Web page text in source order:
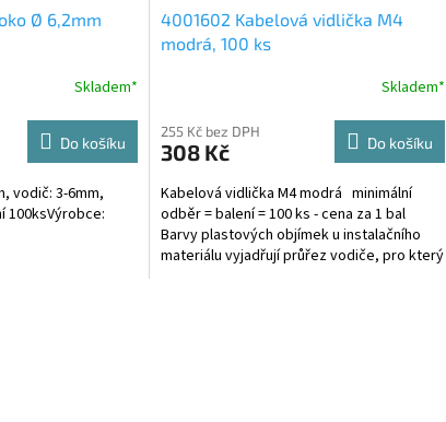
Ø 6,2mm
Skladem*
Do košíku
vodič: 3-6mm,
100ksVýrobce:
4001602 Kabelová vidlička M4
modrá, 100 ks
Skladem*
255 Kč bez DPH
308 Kč Do košíku
Kabelová vidlička M4 modrá minimální
odběr = balení = 100 ks - cena za 1 bal
Barvy plastových objímek u instalačního
materiálu vyjadřují průřez vodiče, pro který